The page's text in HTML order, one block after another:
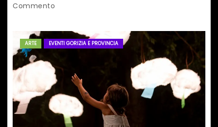
Commento
ARTE EVENTI GORIZIA E PROVINCIA